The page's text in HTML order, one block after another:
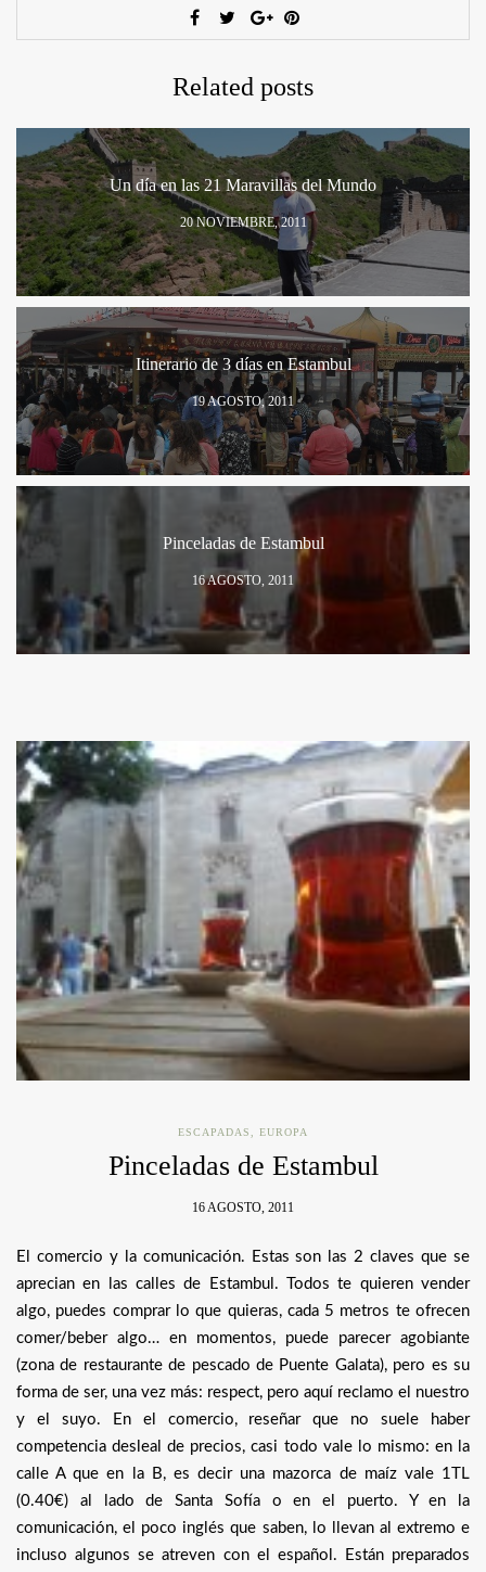
Related posts
Un día en las 21 Maravillas del Mundo
20 NOVIEMBRE, 2011
Itinerario de 3 días en Estambul
19 AGOSTO, 2011
Pinceladas de Estambul
16 AGOSTO, 2011
ESCAPADAS EUROPA
Pinceladas de Estambul
16 AGOSTO, 2011
El comercio y la comunicación. Estas son las 2 claves que se
aprecian en las calles de Estambul. Todos te quieren vender
algo, puedes comprar lo que quieras, cada 5 metros te ofrecen
comer/beber algo… en momentos, puede parecer agobiante
(zona de restaurante de pescado de Puente Galata), pero es su
forma de ser, una vez más: respect, pero aquí reclamo el nuestro
y el suyo. En el comercio, reseñar que no suele haber
competencia desleal de precios, casi todo vale lo mismo: en la
calle A que en la B, es decir una mazorca de maíz vale 1TL
(0.40€) al lado de Santa Sofía o en el puerto. Y en la
comunicación, el poco inglés que saben, lo llevan al extremo e
incluso algunos se atreven con el español. Están preparados